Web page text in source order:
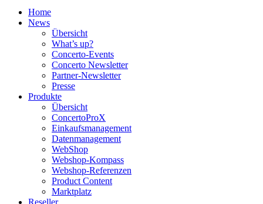
Home
News
Übersicht
What’s up?
Concerto-Events
Concerto Newsletter
Partner-Newsletter
Presse
Produkte
Übersicht
ConcertoProX
Einkaufsmanagement
Datenmanagement
WebShop
Webshop-Kompass
Webshop-Referenzen
Product Content
Marktplatz
Reseller